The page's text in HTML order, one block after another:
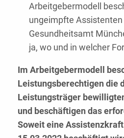
Arbeitgebermodell
ungeimpfte Assistenten
Gesundheitsamt
ja, wo und in welcher
Im Arbeitgebermodell
Leistungsberechtigen die
Leistungsträger
und beschäftigen das
Soweit eine